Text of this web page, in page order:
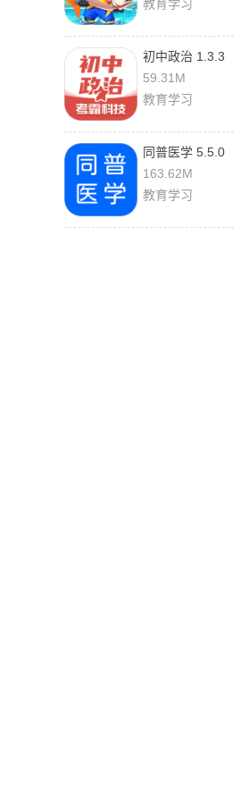
教育学习
初中政治 1.3.3
手机版
59.31M
教育学习
同普医学 5.5.0
最新版
163.62M
教育学习